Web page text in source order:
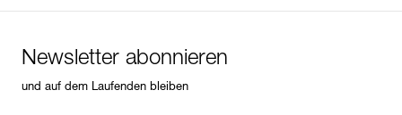
Newsletter abonnieren
und auf dem Laufenden bleiben